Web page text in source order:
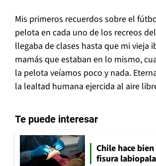
Mis primeros recuerdos sobre el
pelota en cada uno de los recreos
llegaba de clases hasta que mi vieja
mamás que estaban en lo mismo,
la pelota veíamos poco y nada.
la lealtad humana ejercida al aire
Te puede interesar
Chile hace
fisura